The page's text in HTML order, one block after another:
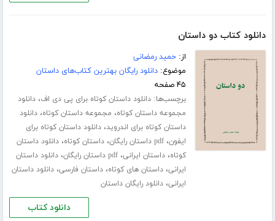
دانلود کتاب دو داستان
از:حمید رمضانی
موضوع:دانلود رایگان بهترین کتاب‌های داستان
۴۵ صفحه
برچسب‌ها:دانلود داستان کوتاه برای پی دی اف،دانلود
مجموعه داستان کوتاه، مجموعه داستان کوتاه،دانلود
داستان کوتاه برای اندروید،دانلود داستان کوتاه برای
ایفون،pdf داستان رایگان ،داستان کوتاه،دانلود داستان
کوتاه،داستان ایرانی،pdf داستان رایگان ،دانلود داستان
ایرانی،داستان های کوتاه،داستان فارسی،دانلود داستان
ایرانی،دانلود رایگان داستان
دانلود کتاب